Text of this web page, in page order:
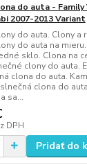
do auta -
2007-2013 Variant
do auta. Clony a
do auta na
sklo. Clona na
clony do auta.
clona do auta.
clona do
sa...
DPH
Pridať do